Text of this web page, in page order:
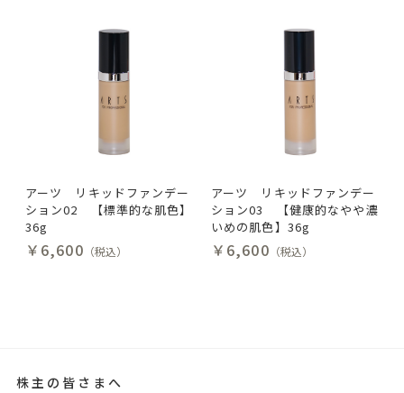
アーツ リキッドファンデー
ション02 【標準的な肌色】
36g
￥6,600 （税込）
アーツ リキッドファンデー
ション03 【健康的なやや濃
いめの肌色】36g
￥6,600 （税込）
株主の皆さまへ